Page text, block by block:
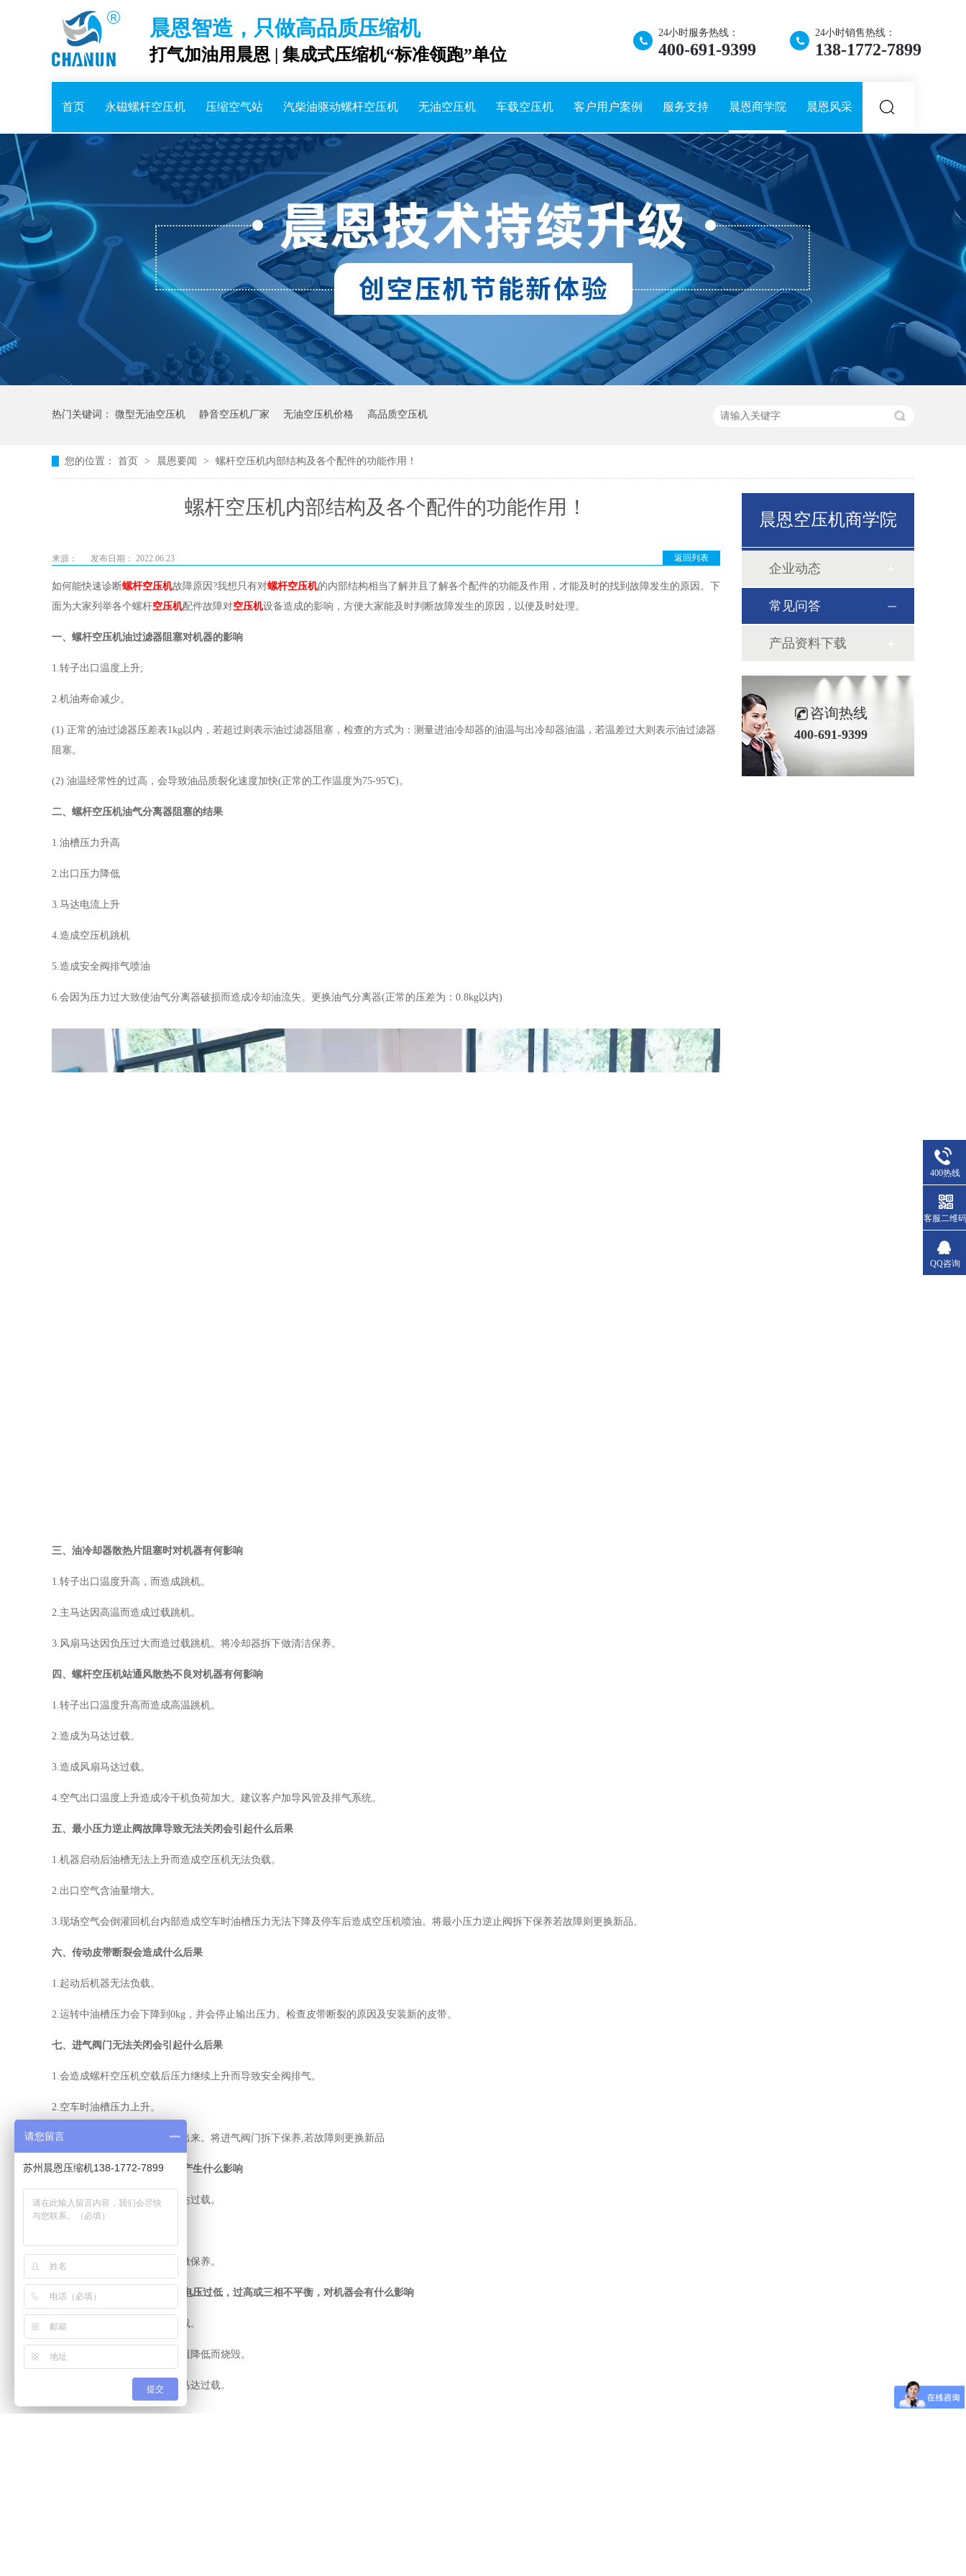
晨恩智造，只做高品质压缩机
打气加油用晨恩 | 集成式压缩机“标准领跑”单位
24小时服务热线：
400-691-9399
24小时销售热线：
138-1772-7899
首页 永磁螺杆空压机 压缩空气站 汽柴油驱动螺杆空压机 无油空压机 车载空压机 客户用户案例 服务支持 晨恩商学院 晨恩风采
热门关键词： 微型无油空压机 静音空压机厂家 无油空压机价格 高品质空压机
您的位置： 首页 > 晨恩要闻 > 螺杆空压机内部结构及各个配件的功能作用！
螺杆空压机内部结构及各个配件的功能作用！
返回列表
来源： 发布日期： 2022.06.23
如何能快速诊断螺杆空压机故障原因?我想只有对螺杆空压机的内部结构相当了解并且了解各个配件的功能及作用，才能及时的找到故障发生的原因。下
面为大家列举各个螺杆空压机配件故障对空压机设备造成的影响，方便大家能及时判断故障发生的原因，以便及时处理。
一、螺杆空压机油过滤器阻塞对机器的影响
1.转子出口温度上升;
2.机油寿命减少。
(1) 正常的油过滤器压差表1kg以内，若超过则表示油过滤器阻塞，检查的方式为：测量进油冷却器的油温与出冷却器油温，若温差过大则表示油过滤器
阻塞。
(2) 油温经常性的过高，会导致油品质裂化速度加快(正常的工作温度为75-95℃)。
二、螺杆空压机油气分离器阻塞的结果
1.油槽压力升高
2.出口压力降低
3.马达电流上升
4.造成空压机跳机
5.造成安全阀排气喷油
6.会因为压力过大致使油气分离器破损而造成冷却油流失。更换油气分离器(正常的压差为：0.8kg以内)
三、油冷却器散热片阻塞时对机器有何影响
1.转子出口温度升高，而造成跳机。
2.主马达因高温而造成过载跳机。
3.风扇马达因负压过大而造过载跳机。将冷却器拆下做清洁保养。
四、螺杆空压机站通风散热不良对机器有何影响
1.转子出口温度升高而造成高温跳机。
2.造成为马达过载。
3.造成风扇马达过载。
4.空气出口温度上升造成冷干机负荷加大。建议客户加导风管及排气系统。
五、最小压力逆止阀故障导致无法关闭会引起什么后果
1.机器启动后油槽无法上升而造成空压机无法负载。
2.出口空气含油量增大。
3.现场空气会倒灌回机台内部造成空车时油槽压力无法下降及停车后造成空压机喷油。将最小压力逆止阀拆下保养若故障则更换新品。
六、传动皮带断裂会造成什么后果
1.起动后机器无法负载。
2.运转中油槽压力会下降到0kg，并会停止输出压力。检查皮带断裂的原因及安装新的皮带。
七、进气阀门无法关闭会引起什么后果
1.会造成螺杆空压机空载后压力继续上升而导致安全阀排气。
2.空车时油槽压力上升。
3.停机时冷却油从进气口倒灌出来。将进气阀门拆下保养,若故障则更换新品
八、起动器连接点接触不良会产生什么影响
1.马达工作电流升高并引起马达过载。
3.保险丝烧毁。将启动器拆下做保养。
九、螺杆空压机外部电源供应电压过低，过高或三相不平衡，对机器会有什么影响
1.供应电压过低会造成马达过载。
2.供应电压过高会造成马达电阻降低而烧毁。
3.供应电压三相不平衡会造成马达过载。
晨恩空压机商学院
企业动态
常见问答
产品资料下载
咨询热线
400-691-9399
400热线
客服二维码
QQ咨询
请您留言
苏州晨恩压缩机138-1772-7899
提交